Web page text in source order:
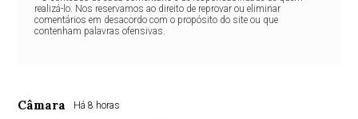
realizá-lo. Nos reservamos ao direito de reprovar ou eliminar
comentários em desacordo com o propósito do site ou que
contenham palavras ofensivas.
Câmara Há 8 horas